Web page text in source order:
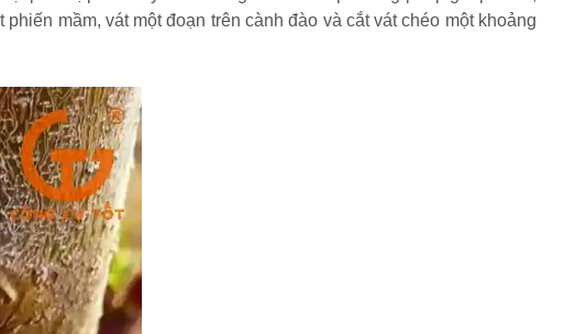
mầm, vát một đoạn trên cành đào và cắt vát chéo một khoảng